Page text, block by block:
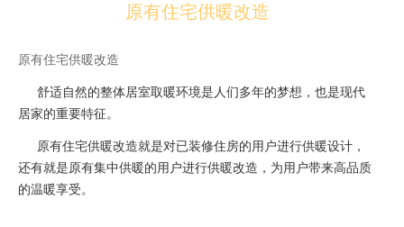
原有住宅供暖改造
原有住宅供暖改造
舒适自然的整体居室取暖环境是人们多年的梦想，也是现代
居家的重要特征。
原有住宅供暖改造就是对已装修住房的用户进行供暖设计，
还有就是原有集中供暖的用户进行供暖改造，为用户带来高品质
的温暖享受。